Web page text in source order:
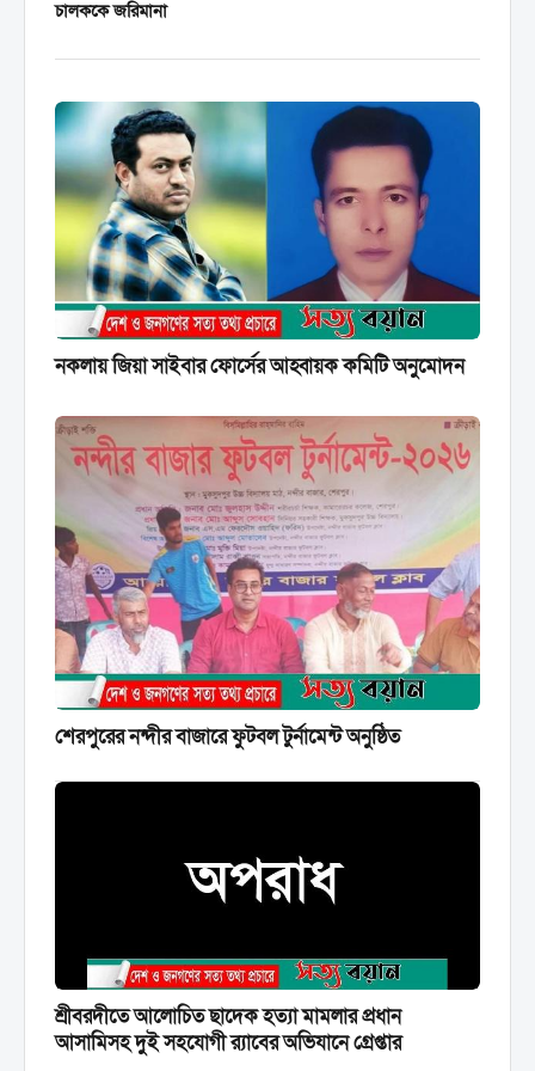
চালককে জরিমানা
নকলায় জিয়া সাইবার ফোর্সের আহ্বায়ক কমিটি অনুমোদন
শেরপুরের নন্দীর বাজারে ফুটবল টুর্নামেন্ট অনুষ্ঠিত
শ্রীবরদীতে আলোচিত ছাদেক হত্যা মামলার প্রধান
আসামিসহ দুই সহযোগী র‍্যাবের অভিযানে গ্রেপ্তার